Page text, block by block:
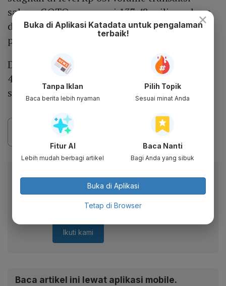
saham GOTO mencapai 137,48 miliar saham
dan frekuensi 5.302 kali. Nilai kapitalisasi
pasar GOTO mencapai Rp 78,09 triliun.
Dalam sebulan terakhir, harga saham GOTO
4,84%. Namun, dalam tiga bulan terakhir
saham emiten teknologi ini turun 25,29%.
Berita Katadata.co.id di WhatsApp
Dapatkan akses cepat ke berita terkini dan data
berharga dari WhatsApp Channel Katadata.co.id
Ikuti kami
Baca artikel ini lewat aplikasi mobile.
×
Buka di Aplikasi Katadata untuk pengalaman
terbaik!
Tanpa Iklan
Baca berita lebih nyaman
Pilih Topik
Sesuai minat Anda
Fitur AI
Lebih mudah berbagi artikel
Baca Nanti
Bagi Anda yang sibuk
Buka di Aplikasi
Tetap di Browser